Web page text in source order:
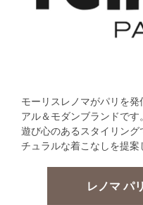
モーリスレノマがパリを
アル＆モダンブランドです。
遊び心のあるスタイリン
チュラルな着こなしを提案
レノマ パ